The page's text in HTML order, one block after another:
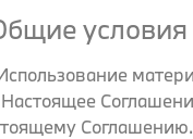
условия
Использование
Настоящее
Соглашению.